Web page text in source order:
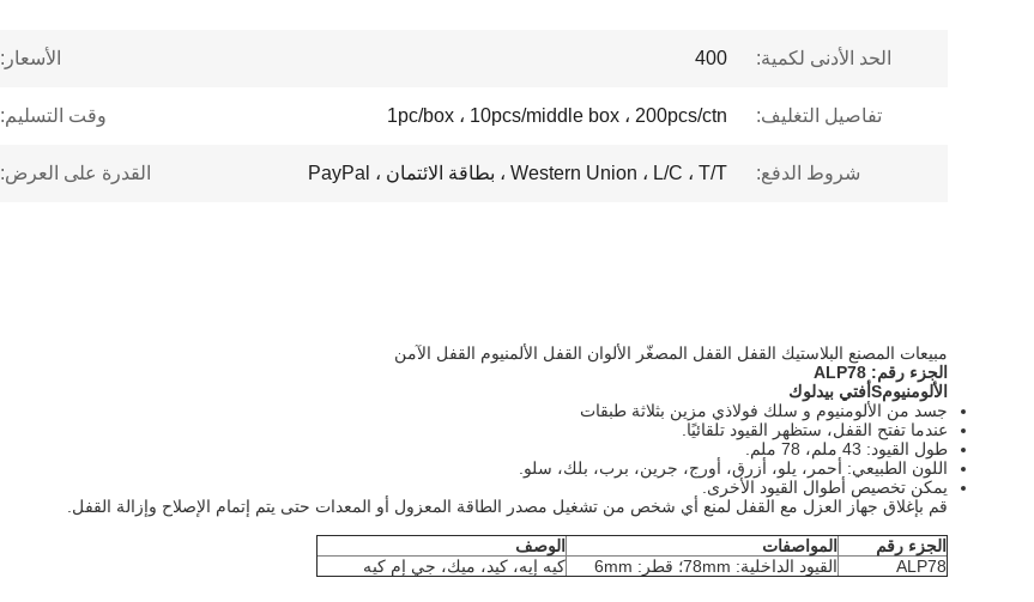
الحد الأدنى لكمية: 400 الأسعار:
تفاصيل التغليف: 1pc/box ، 10pcs/middle box ، 200pcs/ctn وقت التسليم:
شروط الدفع: Western Union ، L/C ، T/T ، بطاقة الائتمان ، PayPal القدرة على العرض:
مبيعات المصنع البلاستيك القفل القفل المصغّر الألوان القفل الألمنيوم القفل الآمن
الجزء رقم:
ALP78
الألومنيومS أفتي بيدلوك
جسد من الألومنيوم و سلك فولاذي مزين بثلاثة طبقات
عندما تفتح القفل، ستظهر القيود تلقائيًا.
طول القيود: 43 ملم، 78 ملم.
اللون الطبيعي: أحمر، يلو، أزرق، أورج، جرين، برب، بلك، سلو.
يمكن تخصيص أطوال القيود الأخرى.
قم بإغلاق جهاز العزل مع القفل لمنع أي شخص من تشغيل مصدر الطاقة المعزول أو المعدات حتى يتم إتمام الإصلاح وإزالة القفل.
الجزء رقم المواصفات
الوصف
ALP78
القيود الداخلية: 78mm؛ قطر: 6mm كيه إيه، كيد، ميك، جي إم كيه